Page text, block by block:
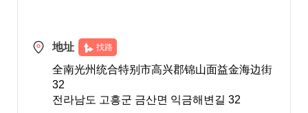
地址 找路
全南光州统合特别市高兴郡锦山面益金海边街
32
전라남도 고흥군 금산면 익금해변길 32